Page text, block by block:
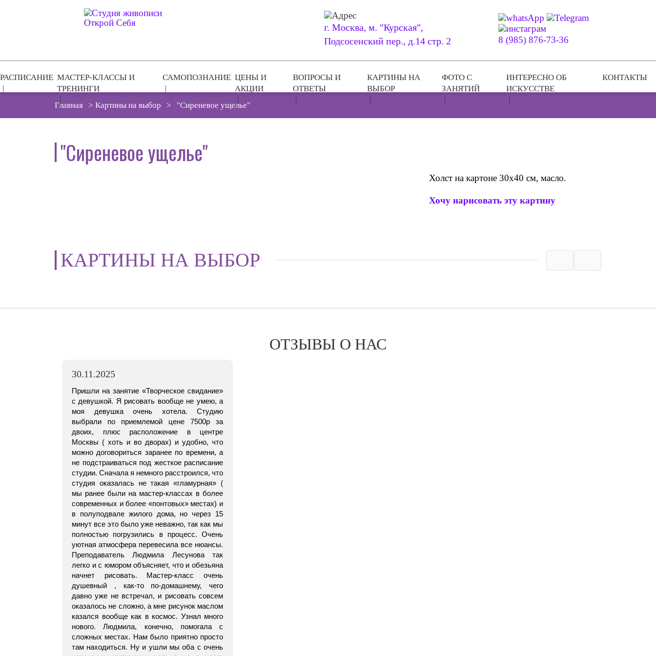
г. Москва, м. "Курская",
Подсосенский пер., д.14 стр. 2
8 (985) 876-73-36
РАСПИСАНИЕ МАСТЕР-КЛАССЫ И
ТРЕНИНГИ
САМОПОЗНАНИЕ ЦЕНЫ И
АКЦИИ
ВОПРОСЫ И
ОТВЕТЫ
КАРТИНЫ НА
ВЫБОР
ФОТО С
ЗАНЯТИЙ
ИНТЕРЕСНО ОБ
ИСКУССТВЕ
КОНТАКТЫ
Главная > Картины на выбор > "Сиреневое ущелье"
"Сиреневое ущелье"
Холст на картоне 30х40 см, масло.
Хочу нарисовать эту картину
КАРТИНЫ НА ВЫБОР
ОТЗЫВЫ О НАС
30.11.2025
Пришли на занятие «Творческое свидание»
с девушкой. Я рисовать вообще не умею, а
моя девушка очень хотела. Студию
выбрали по приемлемой цене 7500р за
двоих, плюс расположение в центре
Москвы ( хоть и во дворах) и удобно, что
можно договориться заранее по времени, а
не подстраиваться под жесткое расписание
студии. Сначала я немного расстроился, что
студия оказалась не такая «гламурная» (
мы ранее были на мастер-классах в более
современных и более «понтовых» местах) и
в полуподвале жилого дома, но через 15
минут все это было уже неважно, так как мы
полностью погрузились в процесс. Очень
уютная атмосфера перевесила все нюансы.
Преподаватель Людмила Лесунова так
легко и с юмором объясняет, что и обезьяна
начнет рисовать. Мастер-класс очень
душевный , как-то по-домашнему, чего
давно уже не встречал, и рисовать совсем
оказалось не сложно, а мне рисунок маслом
казался вообще как в космос. Узнал много
нового. Людмила, конечно, помогала с
сложных местах. Нам было приятно просто
там находиться. Ну и ушли мы оба с очень